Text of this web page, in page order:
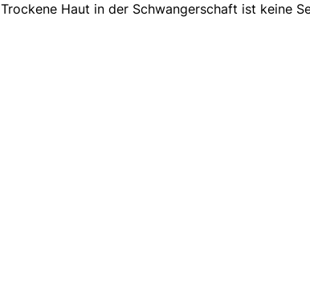
Trockene Haut in der Schwangerschaft ist keine